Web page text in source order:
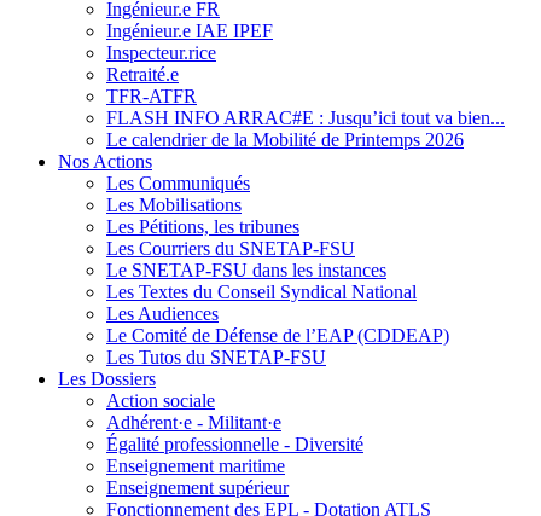
Ingénieur.e FR
Ingénieur.e IAE IPEF
Inspecteur.rice
Retraité.e
TFR-ATFR
FLASH INFO ARRAC#E : Jusqu’ici tout va bien...
Le calendrier de la Mobilité de Printemps 2026
Nos Actions
Les Communiqués
Les Mobilisations
Les Pétitions, les tribunes
Les Courriers du SNETAP-FSU
Le SNETAP-FSU dans les instances
Les Textes du Conseil Syndical National
Les Audiences
Le Comité de Défense de l’EAP (CDDEAP)
Les Tutos du SNETAP-FSU
Les Dossiers
Action sociale
Adhérent·e - Militant·e
Égalité professionnelle - Diversité
Enseignement maritime
Enseignement supérieur
Fonctionnement des EPL - Dotation ATLS